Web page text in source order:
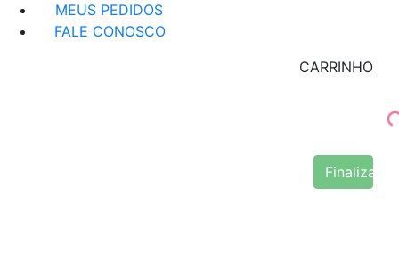
MEUS PEDIDOS
FALE CONOSCO
CARRINHO
Finalizar